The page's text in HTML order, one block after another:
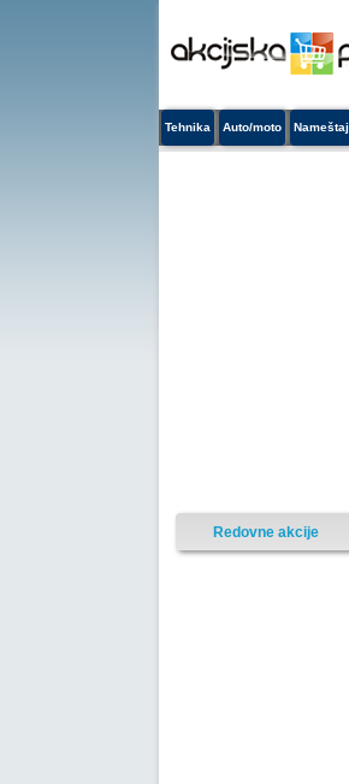
Tehnika Auto/moto Nameštaj
Redovne akcije